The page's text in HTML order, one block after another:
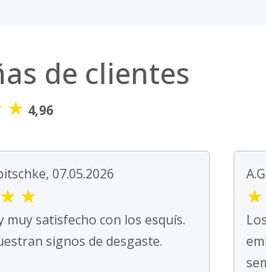
de clientes
★ 4,96
07.05.2026
★ ★
muy satisfecho con los esquís.
signos de desgaste.
★